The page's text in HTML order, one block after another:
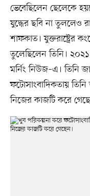
ভেবেছিলেন ছেলেকে
যুদ্ধের ছবি না তুললেও
শাফকাত। যুক্তরাষ্ট্রের
তুলেছিলেন তিনি।
মর্নিং নিউজ–এ। তিনি
ফটোসাংবাদিকতায়
নিজের কাজটি করে